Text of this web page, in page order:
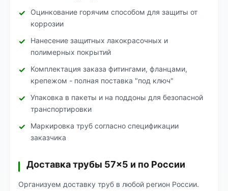
Оцинкование горячим способом для защиты от
коррозии
Нанесение защитных лакокрасочных и
полимерных покрытий
Комплектация заказа фитингами, фланцами,
крепежом - полная поставка "под ключ"
Упаковка в пакеты и на поддоны для безопасной
транспортировки
Маркировка труб согласно спецификации
заказчика
Доставка трубы 57×5 и по России
Организуем доставку труб в любой регион России.